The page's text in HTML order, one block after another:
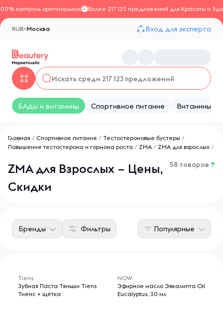
контроль оригинальностиБолее 217 123 предложений для Красоты и
Москва
RUB Вход для эксперта
БАДы и витамины Спортивное питание Витамины
Главная / Спортивное питание / Тестостероновые бустеры /
Повышение тестостерона и гормона роста / ZMA / ZMA для взрослых /
ZMA для Взрослых – Цены,
Скидки
58 товаров ↑
Фильтры
Бренды Популярные
Tiens
Зубная Паста Тяньши Tiens
Тиенс + щётка
NOW
Эфирное масло Эвкалипта Oil
Eucalyptus, 30 мл